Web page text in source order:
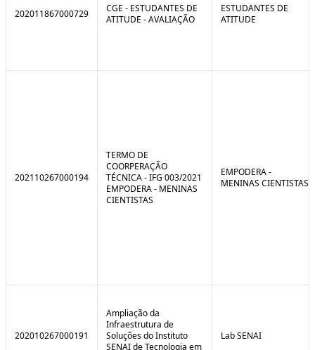
202011867000729
CGE - ESTUDANTES DE
ATITUDE - AVALIAÇÃO
ESTUDANTES DE
ATITUDE
202110267000194
TERMO DE
COORPERAÇÃO
TÉCNICA - IFG 003/2021
EMPODERA - MENINAS
CIENTISTAS
EMPODERA -
MENINAS CIENTISTAS
202010267000191
Ampliação da
Infraestrutura de
Soluções do Instituto
SENAI de Tecnologia em
Lab SENAI